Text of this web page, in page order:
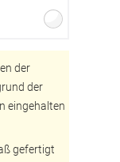
der
der
eingehalten
gefertigt